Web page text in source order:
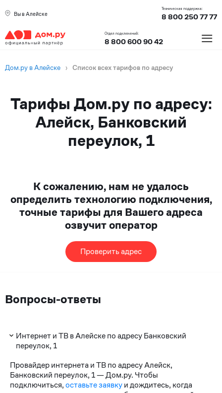
Вы в Алейске
Техническая поддержка:
8 800 250 77 77
Отдел подключений:
8 800 600 90 42 ≡
Дом.ру в Алейске › Список всех тарифов по адресу
Тарифы Дом.ру по адресу:
Алейск, Банковский
переулок, 1
К сожалению, нам не удалось
определить технологию подключения,
точные тарифы для Вашего адреса
озвучит оператор
Проверить адрес
Вопросы-ответы
Интернет и ТВ в Алейске по адресу Банковский
переулок, 1
Провайдер интернета и ТВ по адресу Алейск,
Банковский переулок, 1 — Дом.ру. Чтобы
подключиться,оставьте заявкуи дождитесь, когда